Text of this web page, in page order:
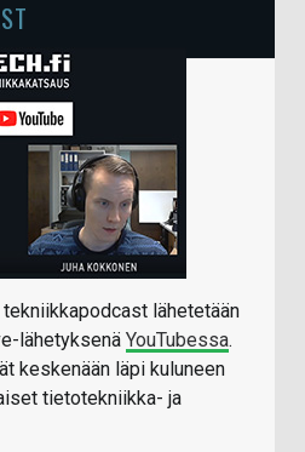
lähetetään
lähetyksenä YouTubessa.
keskenään läpi kuluneen
tietotekniikka- ja